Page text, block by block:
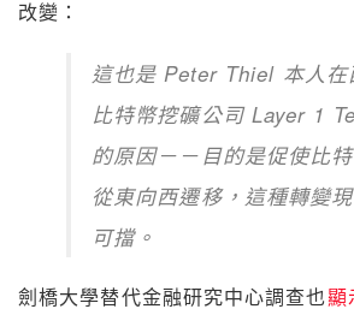
改變：
這也是 Peter Thiel 本人在
比特幣挖礦公司 Layer 1
的原因－－目的是促使比
從東向西遷移，這種轉變
可擋。
劍橋大學替代金融研究中心調查也顯